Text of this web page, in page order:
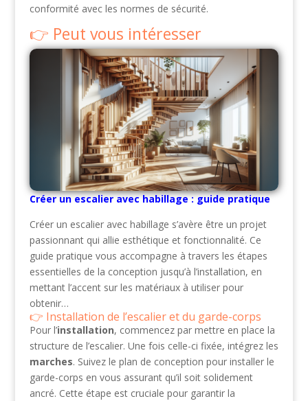
conformité avec les normes de sécurité.
Peut vous intéresser
Créer un escalier avec habillage : guide pratique
Créer un escalier avec habillage s’avère être un projet
passionnant qui allie esthétique et fonctionnalité. Ce
guide pratique vous accompagne à travers les étapes
essentielles de la conception jusqu’à l’installation, en
mettant l’accent sur les matériaux à utiliser pour
obtenir…
Installation de l’escalier et du garde-corps
Pour l’installation, commencez par mettre en place la
structure de l’escalier. Une fois celle-ci fixée, intégrez les
marches. Suivez le plan de conception pour installer le
garde-corps en vous assurant qu’il soit solidement
ancré. Cette étape est cruciale pour garantir la